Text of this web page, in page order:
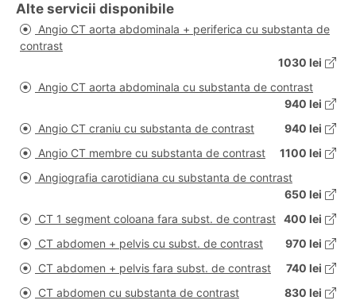
Alte servicii disponibile
Angio CT aorta abdominala + periferica cu substanta de
contrast
1030 lei
Angio CT aorta abdominala cu substanta de contrast
940 lei
Angio CT craniu cu substanta de contrast
940 lei
Angio CT membre cu substanta de contrast
1100 lei
Angiografia carotidiana cu substanta de contrast
650 lei
CT 1 segment coloana fara subst. de contrast 400 lei
CT abdomen + pelvis cu subst. de contrast
970 lei
CT abdomen + pelvis fara subst. de contrast
740 lei
CT abdomen cu substanta de contrast
830 lei